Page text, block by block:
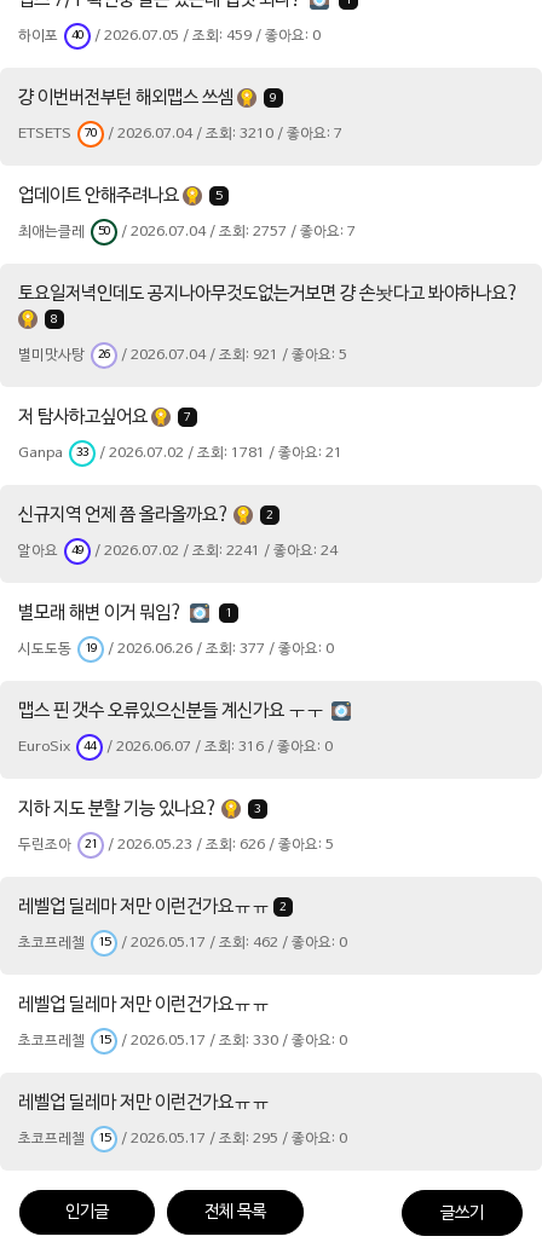
하이포 40 / 2026.07.05 / 조회: 459 / 좋아요: 0
걍 이번버전부턴 해외맵스 쓰셈 9
ETSETS 70 / 2026.07.04 / 조회: 3210 / 좋아요: 7
업데이트 안해주려나요 5
최애는클레 50 / 2026.07.04 / 조회: 2757 / 좋아요: 7
토요일저녁인데도 공지나아무것도없는거보면 걍 손놧다고 봐야하나요?
8
별미맛사탕 26 / 2026.07.04 / 조회: 921 / 좋아요: 5
저 탐사하고싶어요 7
Ganpa 33 / 2026.07.02 / 조회: 1781 / 좋아요: 21
신규지역 언제 쯤 올라올까요? 2
알아요 49 / 2026.07.02 / 조회: 2241 / 좋아요: 24
별모래 해변 이거 뭐임? 1
시도도동 19 / 2026.06.26 / 조회: 377 / 좋아요: 0
맵스 핀 갯수 오류있으신분들 계신가요 ㅜㅜ
EuroSix 44 / 2026.06.07 / 조회: 316 / 좋아요: 0
지하 지도 분할 기능 있나요? 3
두린조아 21 / 2026.05.23 / 조회: 626 / 좋아요: 5
레벨업 딜레마 저만 이런건가요ㅠㅠ 2
초코프레첼 15 / 2026.05.17 / 조회: 462 / 좋아요: 0
레벨업 딜레마 저만 이런건가요ㅠㅠ
초코프레첼 15 / 2026.05.17 / 조회: 330 / 좋아요: 0
레벨업 딜레마 저만 이런건가요ㅠㅠ
초코프레첼 15 / 2026.05.17 / 조회: 295 / 좋아요: 0
인기글 전체 목록 글쓰기